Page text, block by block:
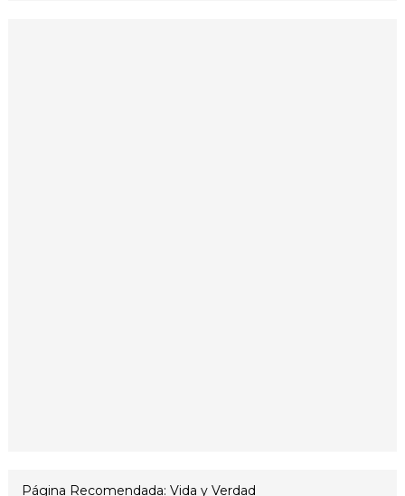
Página Recomendada: Vida y Verdad